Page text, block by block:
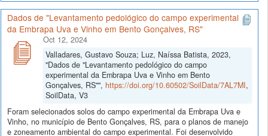
Dados de "Levantamento pedológico do campo experimental
da Embrapa Uva e Vinho em Bento Gonçalves, RS"
Oct 12, 2024
Valladares, Gustavo Souza; Luz, Naíssa Batista, 2023,
"Dados de "Levantamento pedológico do campo
experimental da Embrapa Uva e Vinho em Bento
Gonçalves, RS"", https://doi.org/10.60502/SoilData/7AL7MI,
SoilData, V3
Foram selecionados solos do campo experimental da Embrapa Uva e
Vinho, no município de Bento Gonçalves, RS, para o planos de manejo
e zoneamento ambiental do campo experimental. Foi desenvolvido